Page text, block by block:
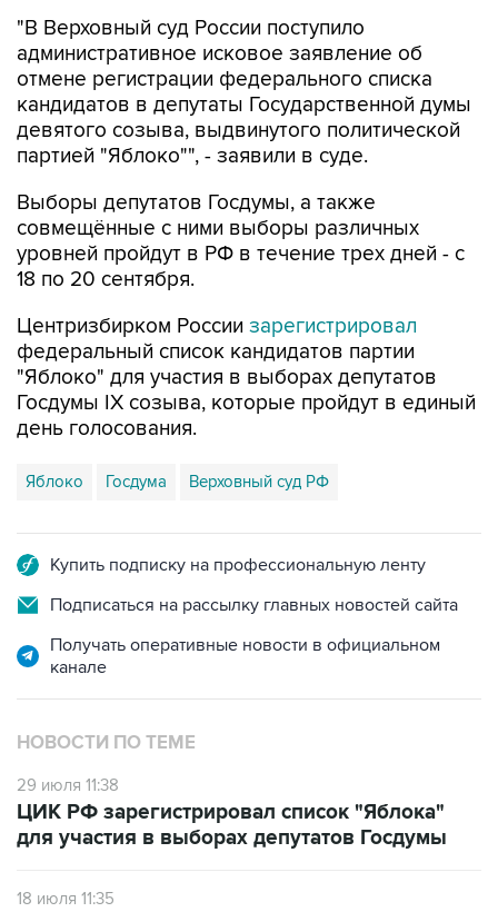
"В Верховный суд России поступило
административное исковое заявление об
отмене регистрации федерального списка
кандидатов в депутаты Государственной думы
девятого созыва, выдвинутого политической
партией "Яблоко"", - заявили в суде.
Выборы депутатов Госдумы, а также
совмещённые с ними выборы различных
уровней пройдут в РФ в течение трех дней - с
18 по 20 сентября.
Центризбирком России зарегистрировал
федеральный список кандидатов партии
"Яблоко" для участия в выборах депутатов
Госдумы IX созыва, которые пройдут в единый
день голосования.
Яблоко Госдума Верховный суд РФ
Купить подписку на профессиональную ленту
Подписаться на рассылку главных новостей сайта
Получать оперативные новости в официальном
канале
НОВОСТИ ПО ТЕМЕ
29 июля 11:38
ЦИК РФ зарегистрировал список "Яблока"
для участия в выборах депутатов Госдумы
18 июля 11:35